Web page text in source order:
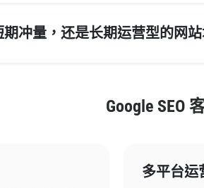
冲量，还是长期运营型的网站
Google SEO
多平台运